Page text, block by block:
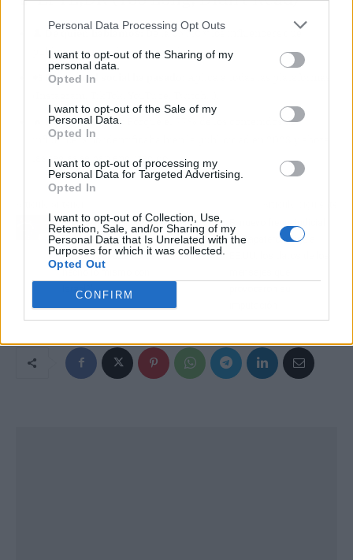
Personal Data Processing Opt Outs
I want to opt-out of the Sharing of my
personal data.
Opted In
I want to opt-out of the Sale of my
Personal Data.
Opted In
I want to opt-out of processing my
Personal Data for Targeted Advertising.
Opted In
I want to opt-out of Collection, Use,
Retention, Sale, and/or Sharing of my
Personal Data that Is Unrelated with the
Purposes for which it was collected.
Opted Out
CONFIRM
De quién hablamos:De la CNMC y los influencers que
publican contenido patrocinado.
En qué red social ha pasado:
Por qué es viral:
Porque el 77% de los contenidos de
influencers no identificaba bien la publicidad en 2023 y ahora
las reglas se han endurecido.
Blanca Paloma: "Si
Eurovisión expulsó a
Rusia, ¿por qué no se ha
Israel?"
de Zapatero: exige a